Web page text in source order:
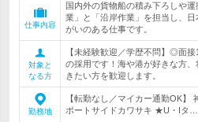
仕事内容
国内外の貨物船の積み下ろしや
業」と「沿岸作業」を担当し、
がいのある仕事です。
対象と
なる方
【未経験歓迎／学歴不問】◎面
の採用です！海や港が好きな方
きたい方を歓迎します。
勤務地
【転勤なし／マイカー通勤OK】
ポートサイドカワサキ ★U・Iタ…